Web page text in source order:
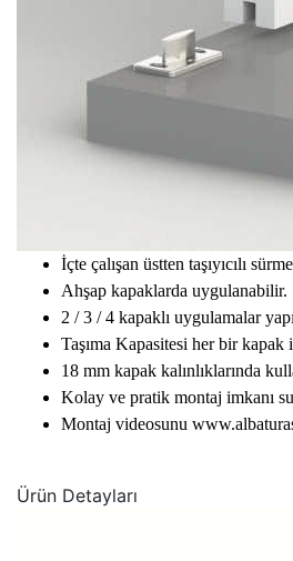
İçte çalışan üstten taşıyıcılı
Ahşap kapaklarda uygulanabilir.
2 / 3 / 4 kapaklı uygulamalar
Taşıma Kapasitesi her bir kapak
18 mm kapak kalınlıklarında
Kolay ve pratik montaj imkanı
Montaj videosunu
Ürün Detayları